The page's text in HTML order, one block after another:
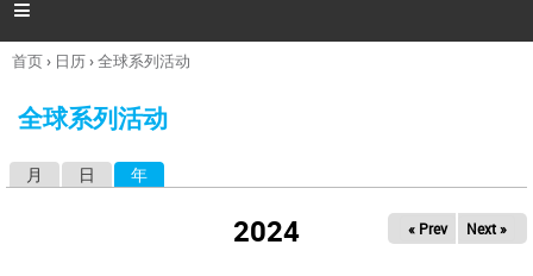

你
这
首页› 日历›全球系列活动
全球系列活动
月 日 年
2024 « Prev Next »